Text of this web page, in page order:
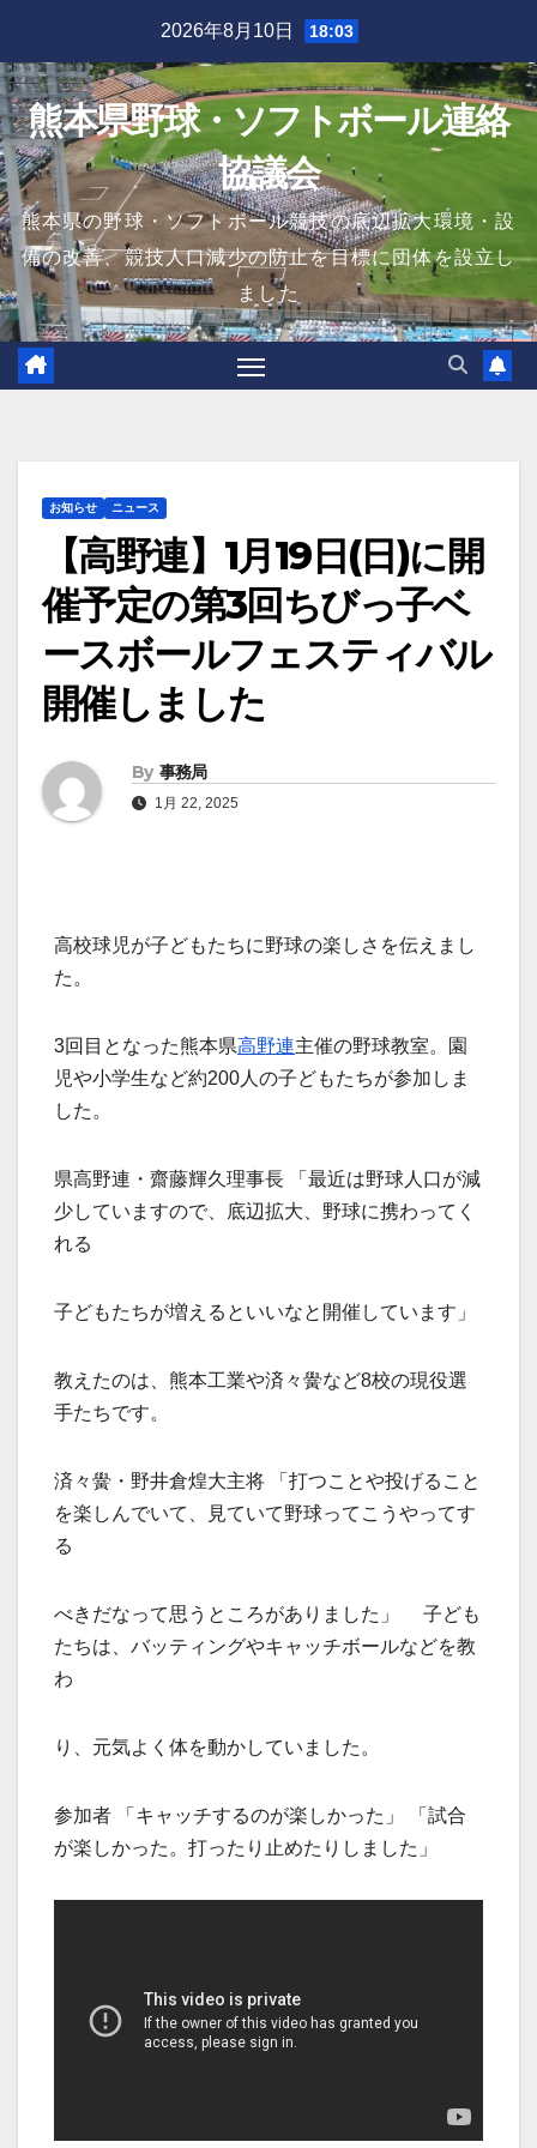
content
2026年8月10日 18:03
熊本県野球・ソフトボール連絡
協議会
熊本県の野球・ソフトボール競技の底辺拡大環境・設
備の改善、競技人口減少の防止を目標に団体を設立し
ました
お知らせ ニュース
【高野連】1月19日(日)に開
催予定の第3回ちびっ子ベ
ースボールフェスティバル
開催しました
By 事務局
1月 22, 2025
高校球児が子どもたちに野球の楽しさを伝えまし
た。
3回目となった熊本県高野連主催の野球教室。園
児や小学生など約200人の子どもたちが参加しま
した。
県高野連・齋藤輝久理事長 「最近は野球人口が減
少していますので、底辺拡大、野球に携わってく
れる
子どもたちが増えるといいなと開催しています」
教えたのは、熊本工業や済々黌など8校の現役選
手たちです。
済々黌・野井倉煌大主将 「打つことや投げること
を楽しんでいて、見ていて野球ってこうやってす
る
べきだなって思うところがありました」 子ども
たちは、バッティングやキャッチボールなどを教
わ
り、元気よく体を動かしていました。
参加者 「キャッチするのが楽しかった」 「試合
が楽しかった。打ったり止めたりしました」